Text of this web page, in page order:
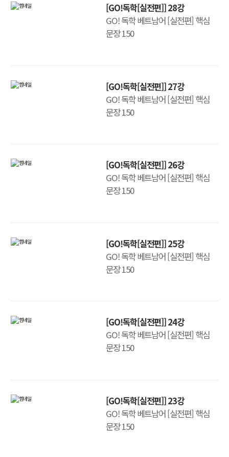
[GO!독학[실전편]] 28강
GO! 독학 베트남어 [실전편] 핵심
문장 150
[GO!독학[실전편]] 27강
GO! 독학 베트남어 [실전편] 핵심
문장 150
[GO!독학[실전편]] 26강
GO! 독학 베트남어 [실전편] 핵심
문장 150
[GO!독학[실전편]] 25강
GO! 독학 베트남어 [실전편] 핵심
문장 150
[GO!독학[실전편]] 24강
GO! 독학 베트남어 [실전편] 핵심
문장 150
[GO!독학[실전편]] 23강
GO! 독학 베트남어 [실전편] 핵심
문장 150